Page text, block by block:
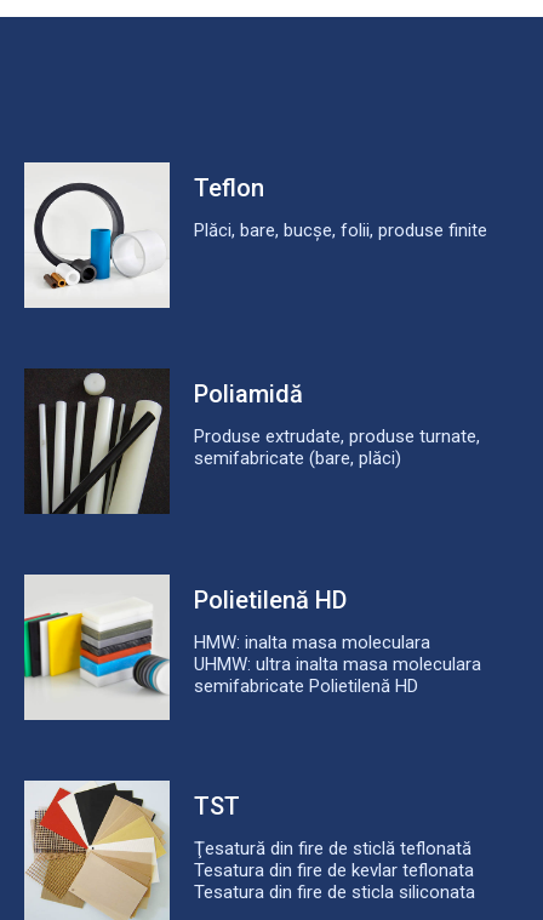
Teflon
Plăci, bare, bucșe, folii, produse finite
Poliamidă
Produse extrudate, produse turnate,
semifabricate (bare, plăci)
Polietilenă HD
HMW: inalta masa moleculara
UHMW: ultra inalta masa moleculara
semifabricate Polietilenă HD
TST
Ţesatură din fire de sticlă teflonată
Tesatura din fire de kevlar teflonata
Tesatura din fire de sticla siliconata